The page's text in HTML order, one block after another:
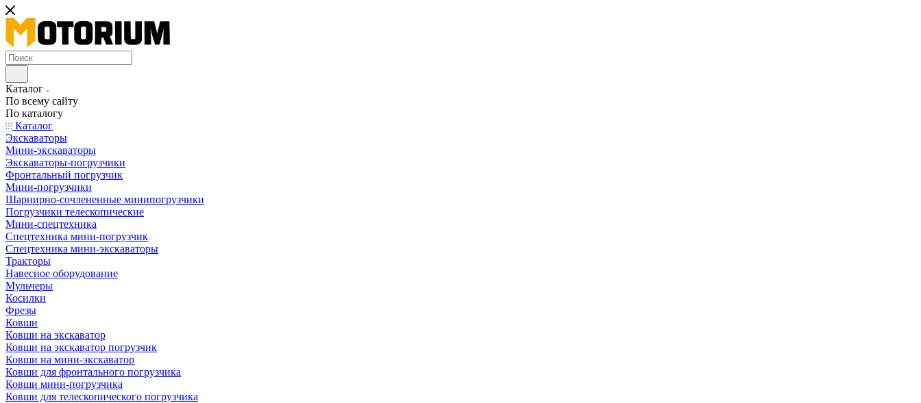
Каталог
По всему сайту
По каталогу
Каталог
Экскаваторы
Мини-экскаваторы
Экскаваторы-погрузчики
Фронтальный погрузчик
Мини-погрузчики
Шарнирно-сочлененные минипогрузчики
Погрузчики телескопические
Мини-спецтехника
Спецтехника мини-погрузчик
Спецтехника мини-экскаваторы
Тракторы
Навесное оборудование
Мульчеры
Косилки
Фрезы
Ковши
Ковши на экскаватор
Ковши на экскаватор погрузчик
Ковши на мини-экскаватор
Ковши для фронтального погрузчика
Ковши мини-погрузчика
Ковши для телескопического погрузчика